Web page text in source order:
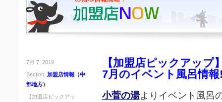
7月 7, 2019
Section: 加盟店情報（中
部地方）
【加盟店ピックアッ
【加盟店ピックアップ
7月のイベント風呂情報
小菅の湯よりイベント風呂